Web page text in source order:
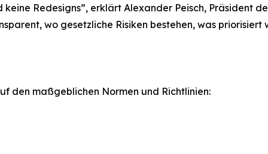
Redesigns”, erklärt Alexander Peisch, Präsident
wo gesetzliche Risiken bestehen, was priorisiert
den maßgeblichen Normen und Richtlinien: